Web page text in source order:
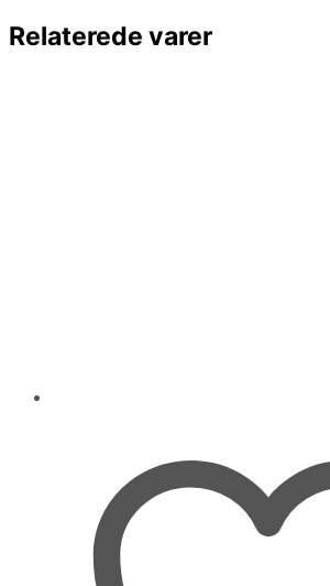
Relaterede varer